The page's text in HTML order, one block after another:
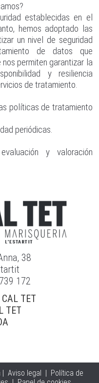
establecidas en el
hemos adoptado las
un nivel de seguridad
de datos que
permiten garantizar la
y resiliencia
de tratamiento.
políticas de tratamiento
periódicas.
y valoración
38
172
TET
TET
Aviso legal
Política de